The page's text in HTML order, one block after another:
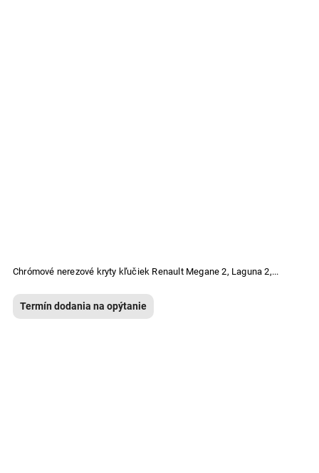
Chrómové nerezové kryty kľučiek Renault Megane 2, Laguna 2,...
Termín dodania na opýtanie